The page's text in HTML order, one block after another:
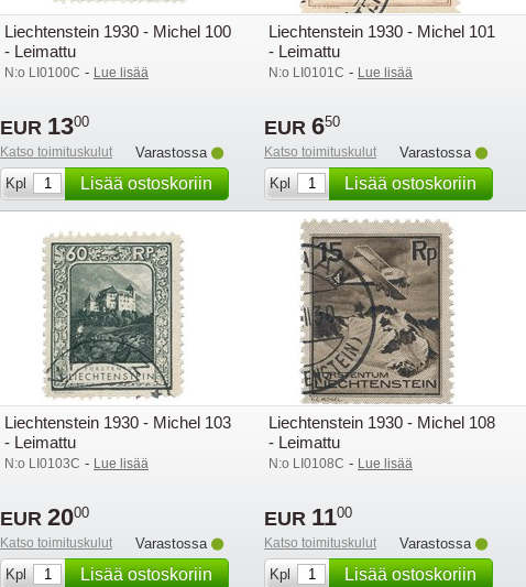
Liechtenstein 1930 - Michel 100
- Leimattu
N:o LI0100C - Lue lisää
EUR 1300
Katso toimituskulut
Varastossa
Kpl
Lisää ostoskoriin
Liechtenstein 1930 - Michel 101
- Leimattu
N:o LI0101C - Lue lisää
EUR 650
Katso toimituskulut
Varastossa
Kpl
Lisää ostoskoriin
Liechtenstein 1930 - Michel 103
- Leimattu
N:o LI0103C - Lue lisää
EUR 2000
Katso toimituskulut
Varastossa
Kpl
Lisää ostoskoriin
Liechtenstein 1930 - Michel 108
- Leimattu
N:o LI0108C - Lue lisää
EUR 1100
Katso toimituskulut
Varastossa
Kpl
Lisää ostoskoriin